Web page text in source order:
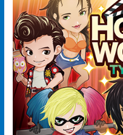
作
工
作
室
有
限
公
司